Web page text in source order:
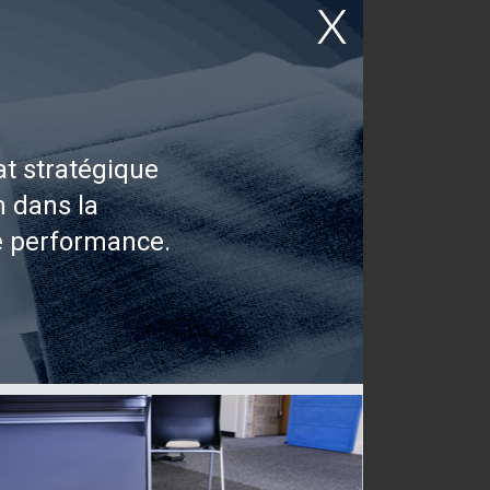
stratégique
dans la
performance.